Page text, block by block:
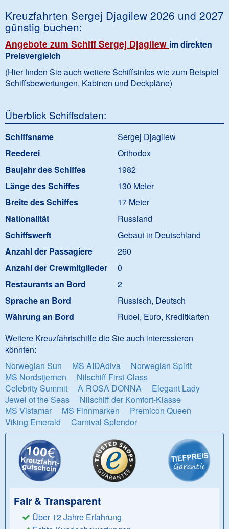
Kreuzfahrten Sergej Djagilew 2026 und 2027
günstig buchen:
Angebote zum Schiff Sergej Djagilew im direkten
Preisvergleich
(Hier finden Sie auch weitere Schiffsinfos wie zum Beispiel
Schiffsbewertungen, Kabinen und Deckpläne)
Überblick Schiffsdaten:
Schiffsname
Sergej Djagilew
Reederei
Orthodox
Baujahr des Schiffes
1982
Länge des Schiffes
130 Meter
Breite des Schiffes
17 Meter
Nationalität
Russland
Schiffswerft
Gebaut in Deutschland
Anzahl der Passagiere
260
Anzahl der Crewmitglieder
0
Restaurants an Bord
2
Sprache an Bord
Russisch, Deutsch
Währung an Bord
Rubel, Euro, Kreditkarten
Weitere Kreuzfahrtschiffe die Sie auch interessieren
könnten:
Norwegian Sun
MS AIDAdiva
Norwegian Spirit
MS Nordstjernen
Nilschiff First-Class
Celebrity Summit
A-ROSA DONNA
Elegant Lady
Jewel of the Seas
Nilschiff der Komfort-Klasse
MS Vistamar
MS Finnmarken
Premicon Queen
Viking Emerald
Carnival Splendor
Fair & Transparent
Über 12 Jahre Erfahrung